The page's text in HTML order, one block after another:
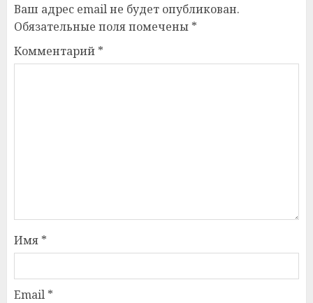
Ваш адрес email не будет опубликован.
Обязательные поля помечены *
Комментарий *
Имя *
Email *